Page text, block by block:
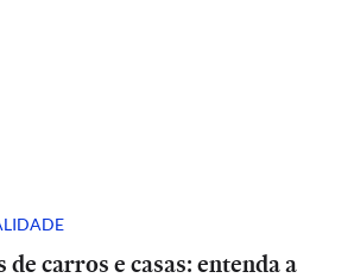
carros e casas: entenda a